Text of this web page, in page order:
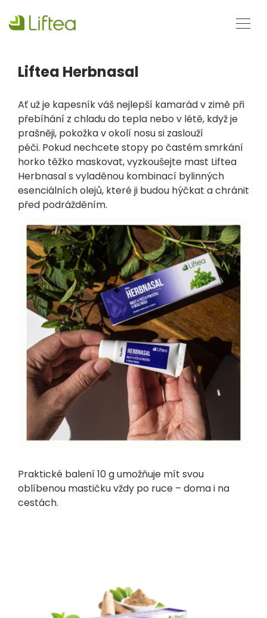
Liftea Herbnasal
Ať už je kapesník váš nejlepší kamarád v zimě při
přebíhání z chladu do tepla nebo v létě, když je
prašněji, pokožka v okolí nosu si zaslouží
péči. Pokud nechcete stopy po častém smrkání
horko těžko maskovat, vyzkoušejte mast Liftea
Herbnasal s vyladěnou kombinací bylinných
esenciálních olejů, které ji budou hýčkat a chránit
před podrážděním.
Praktické balení 10 g umožňuje mít svou
oblíbenou mastičku vždy po ruce – doma i na
cestách.